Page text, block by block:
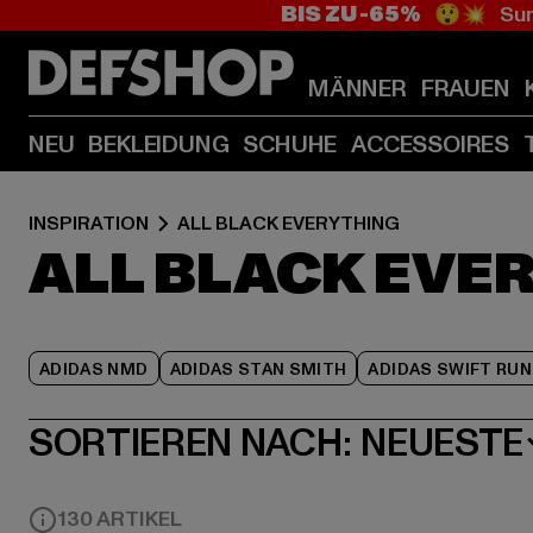
BIS ZU -65% 😲💥
MÄNNER FRAUEN
NEU BEKLEIDUNG SCHUHE ACCESSOIRES
INSPIRATION ALL BLACK EVERYTHING
ALL BLACK
ADIDAS NMD ADIDAS STAN SMITH ADIDAS SWIFT RUN
SORTIEREN NACH: NEUESTE
130 ARTIKEL